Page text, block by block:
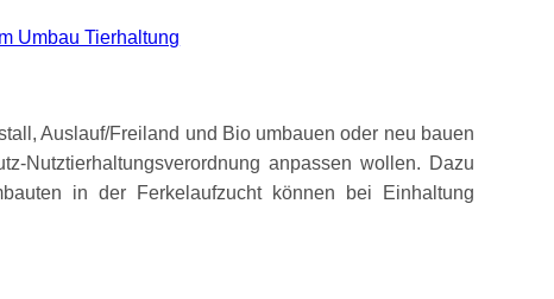
Umbau Tierhaltung
Auslauf/Freiland und Bio umbauen oder neu bauen
Nutztierhaltungsverordnung anpassen wollen. Dazu
in der Ferkelaufzucht können bei Einhaltung